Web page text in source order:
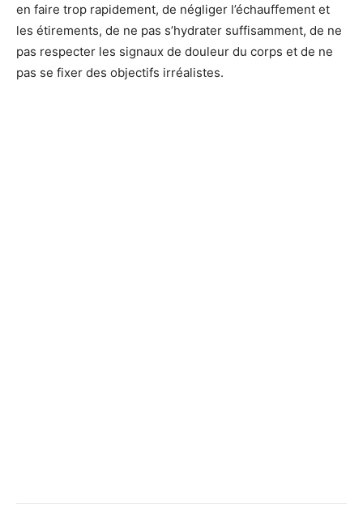
en faire trop rapidement, de négliger l’échauffement et
les étirements, de ne pas s’hydrater suffisamment, de ne
pas respecter les signaux de douleur du corps et de ne
pas se fixer des objectifs irréalistes.